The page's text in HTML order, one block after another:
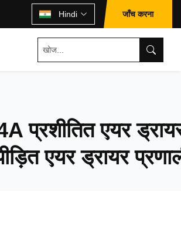
Hindi जाँच करना
प्रशीतित एयर
एयर ड्रायर